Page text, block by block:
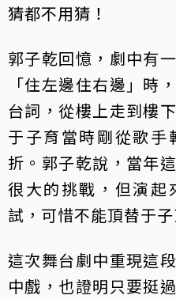
猜都不用猜！
郭子乾回憶，劇中有
「住左邊住右邊」時
台詞，從樓上走到樓
于子育當時剛從歌手
折。郭子乾說，當年
很大的挑戰，但演起
試，可惜不能頂替于子
這次舞台劇中重現這
中戲，也證明只要挺